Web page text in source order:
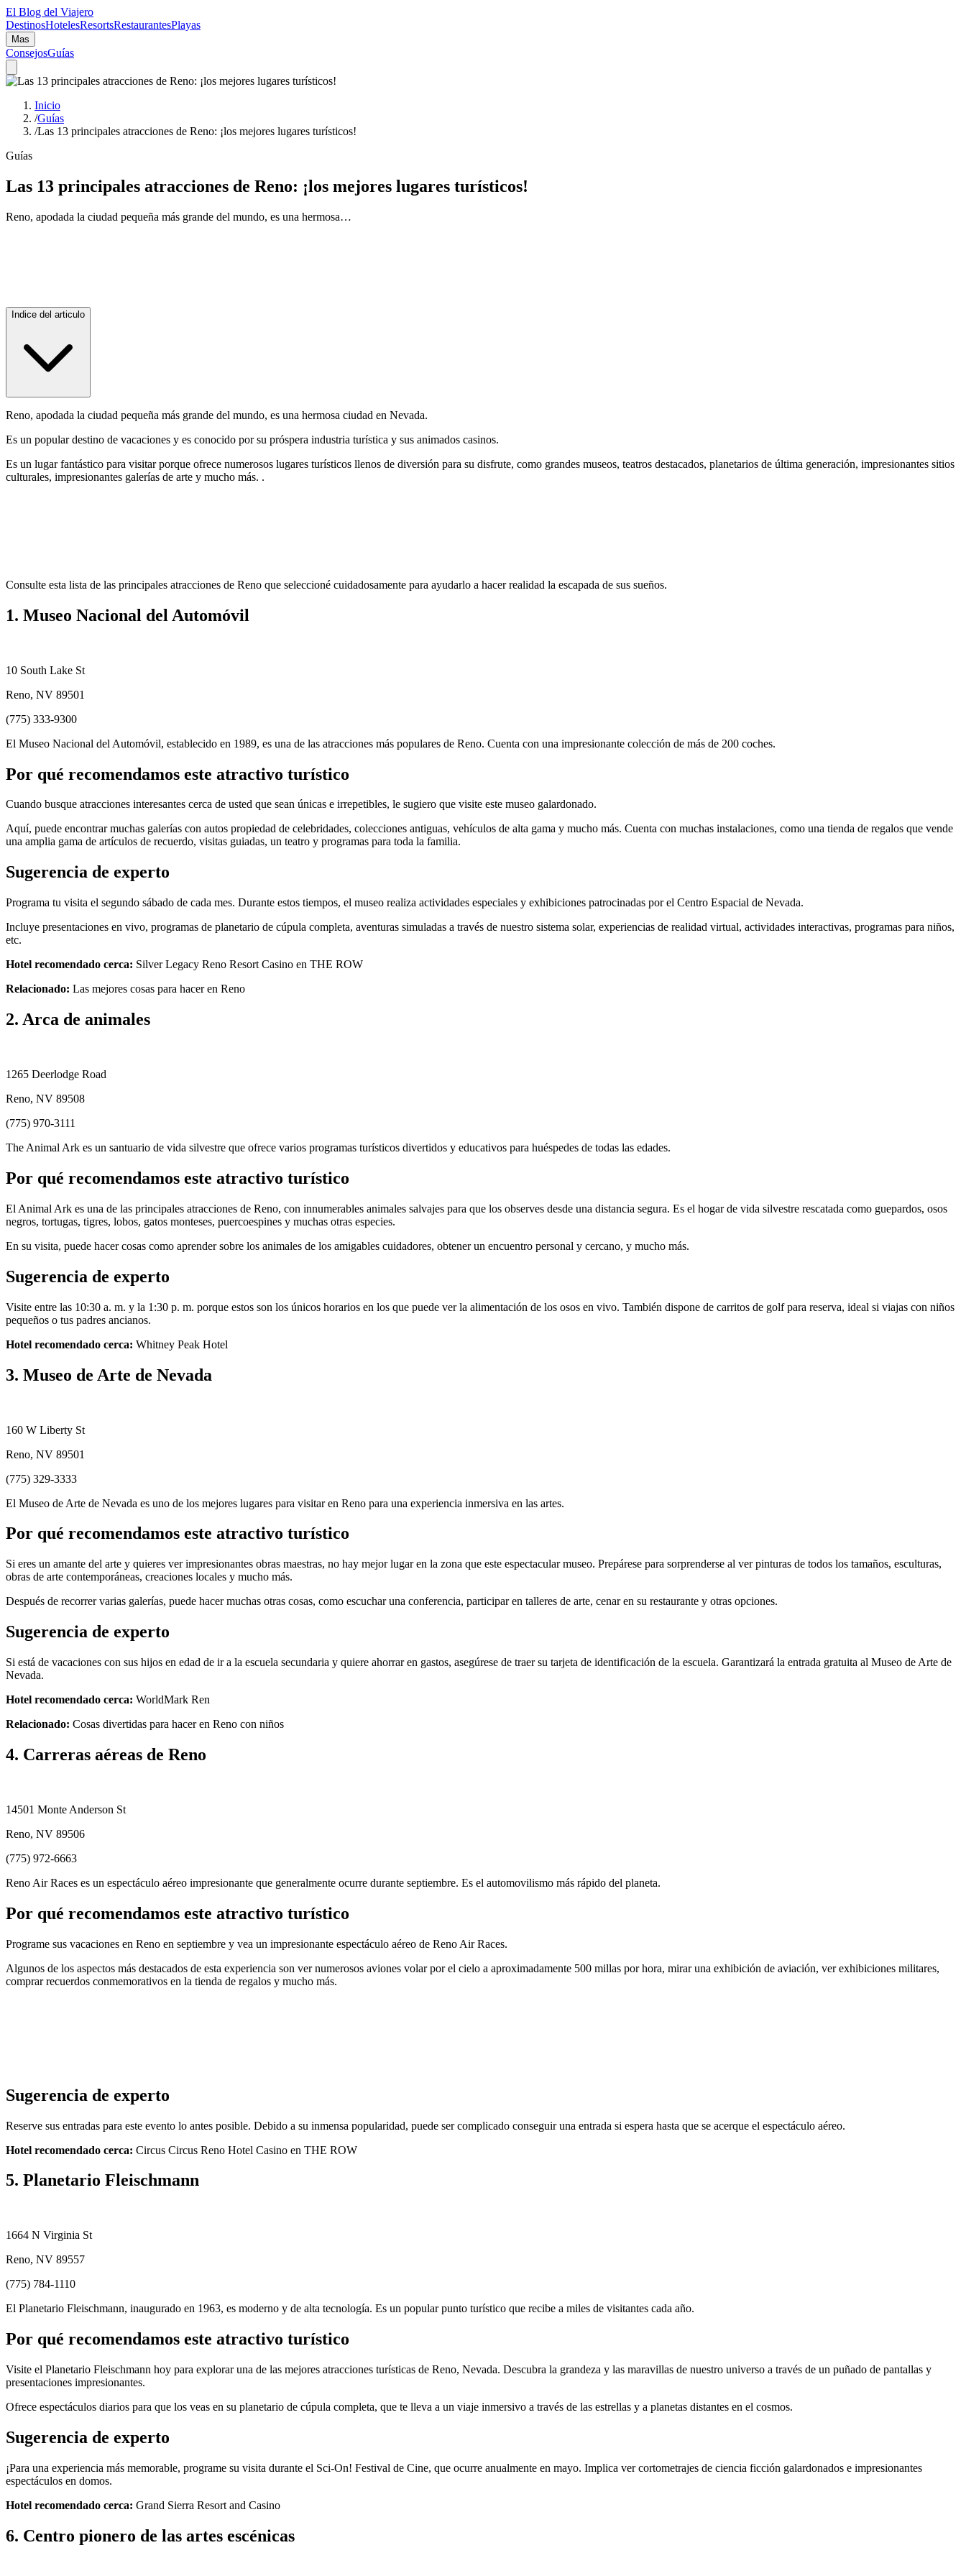
El Blog del Viajero
DestinosHotelesResortsRestaurantesPlayas
Mas
ConsejosGuías
Inicio
/Guías
/Las 13 principales atracciones de Reno: ¡los mejores lugares turísticos!
Guías
Las 13 principales atracciones de Reno: ¡los mejores lugares turísticos!
Reno, apodada la ciudad pequeña más grande del mundo, es una hermosa…
Indice del articulo
Reno, apodada la ciudad pequeña más grande del mundo, es una hermosa ciudad en Nevada.
Es un popular destino de vacaciones y es conocido por su próspera industria turística y sus animados casinos.
Es un lugar fantástico para visitar porque ofrece numerosos lugares turísticos llenos de diversión para su disfrute, como grandes museos, teatros destacados, planetarios de última generación, impresionantes sitios
culturales, impresionantes galerías de arte y mucho más. .
Consulte esta lista de las principales atracciones de Reno que seleccioné cuidadosamente para ayudarlo a hacer realidad la escapada de sus sueños.
1. Museo Nacional del Automóvil
10 South Lake St
Reno, NV 89501
(775) 333-9300
El Museo Nacional del Automóvil, establecido en 1989, es una de las atracciones más populares de Reno. Cuenta con una impresionante colección de más de 200 coches.
Por qué recomendamos este atractivo turístico
Cuando busque atracciones interesantes cerca de usted que sean únicas e irrepetibles, le sugiero que visite este museo galardonado.
Aquí, puede encontrar muchas galerías con autos propiedad de celebridades, colecciones antiguas, vehículos de alta gama y mucho más. Cuenta con muchas instalaciones, como una tienda de regalos que vende
una amplia gama de artículos de recuerdo, visitas guiadas, un teatro y programas para toda la familia.
Sugerencia de experto
Programa tu visita el segundo sábado de cada mes. Durante estos tiempos, el museo realiza actividades especiales y exhibiciones patrocinadas por el Centro Espacial de Nevada.
Incluye presentaciones en vivo, programas de planetario de cúpula completa, aventuras simuladas a través de nuestro sistema solar, experiencias de realidad virtual, actividades interactivas, programas para niños,
etc.
Hotel recomendado cerca: Silver Legacy Reno Resort Casino en THE ROW
Relacionado: Las mejores cosas para hacer en Reno
2. Arca de animales
1265 Deerlodge Road
Reno, NV 89508
(775) 970-3111
The Animal Ark es un santuario de vida silvestre que ofrece varios programas turísticos divertidos y educativos para huéspedes de todas las edades.
Por qué recomendamos este atractivo turístico
El Animal Ark es una de las principales atracciones de Reno, con innumerables animales salvajes para que los observes desde una distancia segura. Es el hogar de vida silvestre rescatada como guepardos, osos
negros, tortugas, tigres, lobos, gatos monteses, puercoespines y muchas otras especies.
En su visita, puede hacer cosas como aprender sobre los animales de los amigables cuidadores, obtener un encuentro personal y cercano, y mucho más.
Sugerencia de experto
Visite entre las 10:30 a. m. y la 1:30 p. m. porque estos son los únicos horarios en los que puede ver la alimentación de los osos en vivo. También dispone de carritos de golf para reserva, ideal si viajas con niños
pequeños o tus padres ancianos.
Hotel recomendado cerca: Whitney Peak Hotel
3. Museo de Arte de Nevada
160 W Liberty St
Reno, NV 89501
(775) 329-3333
El Museo de Arte de Nevada es uno de los mejores lugares para visitar en Reno para una experiencia inmersiva en las artes.
Por qué recomendamos este atractivo turístico
Si eres un amante del arte y quieres ver impresionantes obras maestras, no hay mejor lugar en la zona que este espectacular museo. Prepárese para sorprenderse al ver pinturas de todos los tamaños, esculturas,
obras de arte contemporáneas, creaciones locales y mucho más.
Después de recorrer varias galerías, puede hacer muchas otras cosas, como escuchar una conferencia, participar en talleres de arte, cenar en su restaurante y otras opciones.
Sugerencia de experto
Si está de vacaciones con sus hijos en edad de ir a la escuela secundaria y quiere ahorrar en gastos, asegúrese de traer su tarjeta de identificación de la escuela. Garantizará la entrada gratuita al Museo de Arte de
Nevada.
Hotel recomendado cerca: WorldMark Ren
Relacionado: Cosas divertidas para hacer en Reno con niños
4. Carreras aéreas de Reno
14501 Monte Anderson St
Reno, NV 89506
(775) 972-6663
Reno Air Races es un espectáculo aéreo impresionante que generalmente ocurre durante septiembre. Es el automovilismo más rápido del planeta.
Por qué recomendamos este atractivo turístico
Programe sus vacaciones en Reno en septiembre y vea un impresionante espectáculo aéreo de Reno Air Races.
Algunos de los aspectos más destacados de esta experiencia son ver numerosos aviones volar por el cielo a aproximadamente 500 millas por hora, mirar una exhibición de aviación, ver exhibiciones militares,
comprar recuerdos conmemorativos en la tienda de regalos y mucho más.
Sugerencia de experto
Reserve sus entradas para este evento lo antes posible. Debido a su inmensa popularidad, puede ser complicado conseguir una entrada si espera hasta que se acerque el espectáculo aéreo.
Hotel recomendado cerca: Circus Circus Reno Hotel Casino en THE ROW
5. Planetario Fleischmann
1664 N Virginia St
Reno, NV 89557
(775) 784-1110
El Planetario Fleischmann, inaugurado en 1963, es moderno y de alta tecnología. Es un popular punto turístico que recibe a miles de visitantes cada año.
Por qué recomendamos este atractivo turístico
Visite el Planetario Fleischmann hoy para explorar una de las mejores atracciones turísticas de Reno, Nevada. Descubra la grandeza y las maravillas de nuestro universo a través de un puñado de pantallas y
presentaciones impresionantes.
Ofrece espectáculos diarios para que los veas en su planetario de cúpula completa, que te lleva a un viaje inmersivo a través de las estrellas y a planetas distantes en el cosmos.
Sugerencia de experto
¡Para una experiencia más memorable, programe su visita durante el Sci-On! Festival de Cine, que ocurre anualmente en mayo. Implica ver cortometrajes de ciencia ficción galardonados e impresionantes
espectáculos en domos.
Hotel recomendado cerca: Grand Sierra Resort and Casino
6. Centro pionero de las artes escénicas